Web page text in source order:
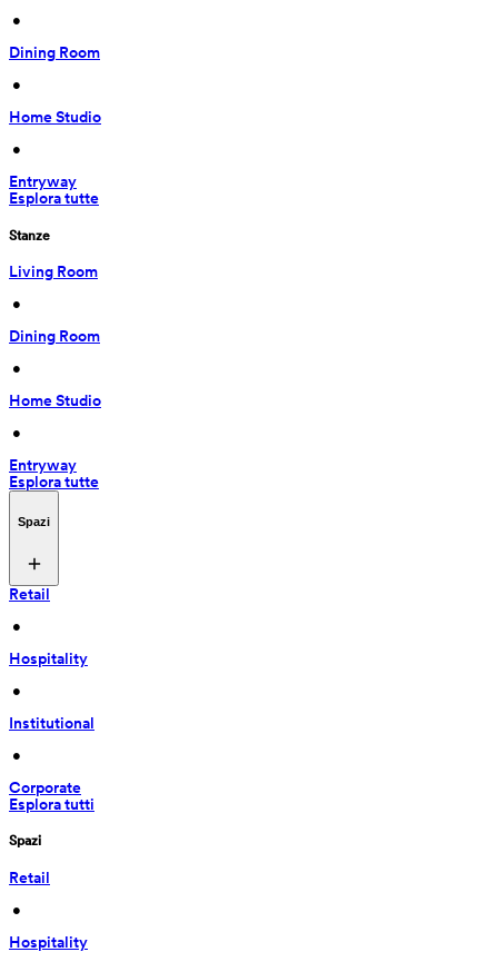
•
Dining Room
•
Home Studio
•
Entryway
Esplora tutte
Stanze
Living Room
•
Dining Room
•
Home Studio
•
Entryway
Esplora tutte
Spazi
Retail
•
Hospitality
•
Institutional
•
Corporate
Esplora tutti
Spazi
Retail
•
Hospitality